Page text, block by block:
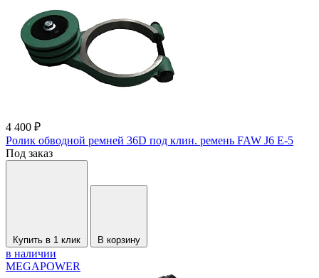
4 400 ₽
Ролик обводной ремней 36D под клин. ремень FAW J6 Е-5
Под заказ
Купить в 1 клик В корзину
в наличии
MEGAPOWER